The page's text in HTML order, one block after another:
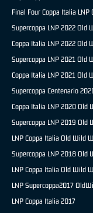
Final Four Coppa Italia
Supercoppa LNP 2022 Old
Coppa Italia LNP 2022 Old
Supercoppa LNP 2021 Old
Coppa Italia LNP 2021 Old
Supercoppa Centenario
Coppa Italia LNP 2020 Old
Supercoppa LNP 2019 Old
LNP Coppa Italia Old Wild
Supercoppa LNP 2018 Old
LNP Coppa Italia Old Wild
LNP Supercoppa2017
LNP Coppa Italia 2017